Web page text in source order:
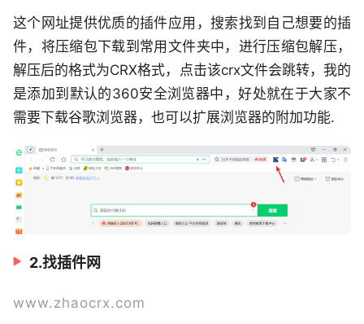
这个网址提供优质的插件应用，搜索找到自己想要的插
件，将压缩包下载到常用文件夹中，进行压缩包解压，
解压后的格式为CRX格式，点击该crx文件会跳转，我的
是添加到默认的360安全浏览器中，好处就在于大家不
需要下载谷歌浏览器，也可以扩展浏览器的附加功能.
2.找插件网
www.zhaocrx.com